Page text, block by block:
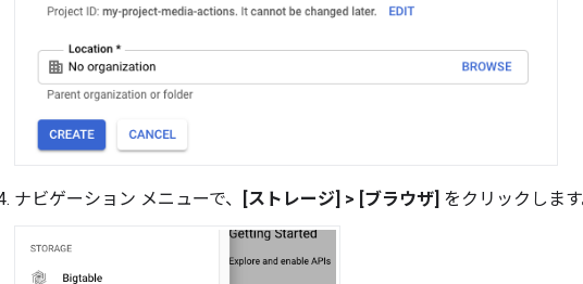
ナビゲーション メニューで、 [ストレージ] > [ブラウザ] をクリックしま